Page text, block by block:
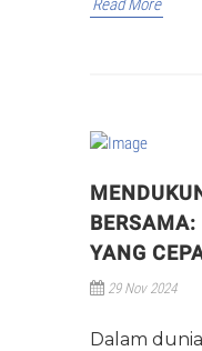
YANG
29 Nov 2024
Dalam